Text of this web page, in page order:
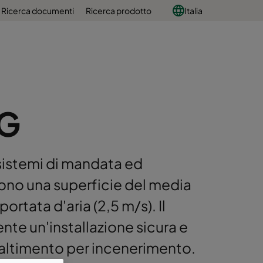
Ricerca documenti Ricerca prodotto Italia
di mandata ed
una superficie del media
d'aria (2,5 m/s). Il
un'installazione sicura e
per incenerimento.